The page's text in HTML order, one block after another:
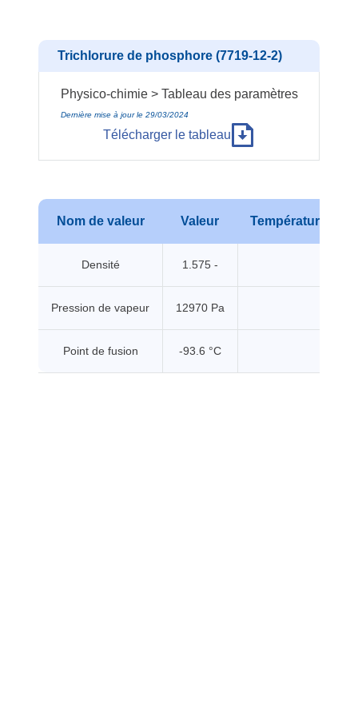
Trichlorure de phosphore (7719-12-2)
Physico-chimie > Tableau des paramètres
Dernière mise à jour le 29/03/2024
Télécharger le tableau
Nom de valeur Valeur Température
Densité 1.575 -
Pression de vapeur 12970 Pa
Point de fusion -93.6 °C